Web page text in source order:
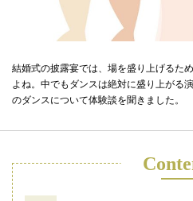
結婚式の披露宴では、場を盛り上げるた
よね。中でもダンスは絶対に盛り上がる
のダンスについて体験談を聞きました。